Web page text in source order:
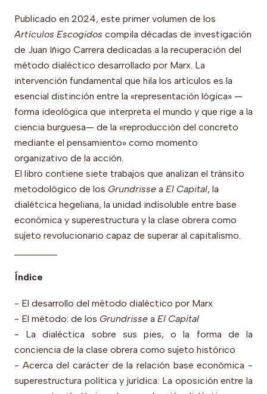
Publicado en 2024, este primer volumen de los
Artículos Escogidos compila décadas de investigación
de Juan Iñigo Carrera dedicadas a la recuperación del
método dialéctico desarrollado por Marx. La
intervención fundamental que hila los artículos es la
esencial distinción entre la «representación lógica» —
forma ideológica que interpreta el mundo y que rige a la
ciencia burguesa— de la «reproducción del concreto
mediante el pensamiento» como momento
organizativo de la acción.
El libro contiene siete trabajos que analizan el tránsito
metodológico de los Grundrisse a El Capital, la
dialétcica hegeliana, la unidad indisoluble entre base
económica y superestructura y la clase obrera como
sujeto revolucionario capaz de superar al capitalismo.
Índice
- El desarrollo del método dialéctico por Marx
- El método: de los Grundrisse a El Capital
- La dialéctica sobre sus pies, o la forma de la
conciencia de la clase obrera como sujeto histórico
- Acerca del carácter de la relación base económica -
superestructura política y jurídica: La oposición entre la